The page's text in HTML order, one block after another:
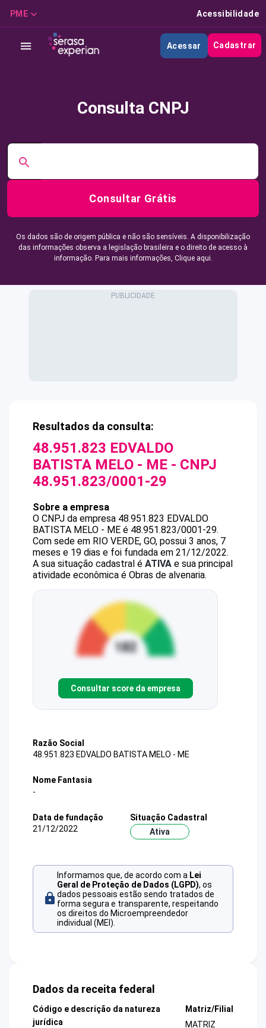
PME Acessibilidade
Acessar Cadastrar
Consulta CNPJ
Consultar Grátis
Os dados são de origem pública e não são sensíveis. A disponibilização
das informações observa a legislação brasileira e o direito de acesso à
informação. Para mais informações, Clique aqui.
Resultados da consulta:
48.951.823 EDVALDO
BATISTA MELO - ME - CNPJ
48.951.823/0001-29
Sobre a empresa
O CNPJ da empresa 48.951.823 EDVALDO
BATISTA MELO - ME é 48.951.823/0001-29.
Com sede em RIO VERDE, GO, possui 3 anos, 7
meses e 19 dias e foi fundada em 21/12/2022.
A sua situação cadastral é ATIVA e sua principal
atividade econômica é Obras de alvenaria.
Consultar score da empresa
Razão Social
48.951.823 EDVALDO BATISTA MELO - ME
Nome Fantasia
-
Data de fundação
21/12/2022
Situação Cadastral
Ativa
Informamos que, de acordo com a Lei
Geral de Proteção de Dados (LGPD), os
dados pessoais estão sendo tratados de
forma segura e transparente, respeitando
os direitos do Microempreendedor
individual (MEI).
Dados da receita federal
Código e descrição da natureza
jurídica
Matriz/Filial
MATRIZ